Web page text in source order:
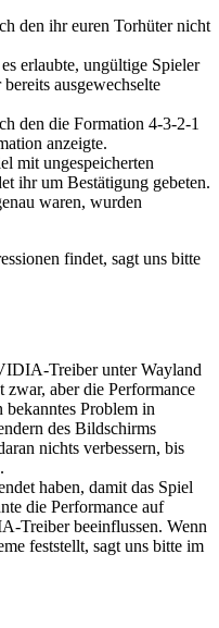
den ihr euren Torhüter nicht
erlaubte, ungültige Spieler
ausgewechselte
den die Formation 4-3-2-1
anzeigte.
mit ungespeicherten
ihr um Bestätigung gebeten.
waren, wurden
findet, sagt uns bitte
Treiber unter Wayland
zwar, aber die Performance
bekanntes Problem in
des Bildschirms
nichts verbessern, bis
haben, damit das Spiel
die Performance auf
Treiber beeinflussen. Wenn
feststellt, sagt uns bitte im